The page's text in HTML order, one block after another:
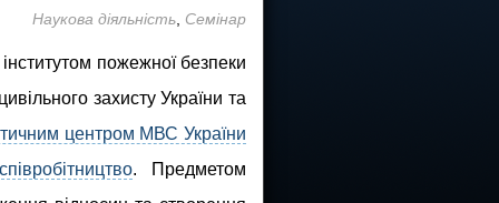
Наукова діяльність Семінар
пожежної безпеки
захисту України та
центром МВС України
. Предметом